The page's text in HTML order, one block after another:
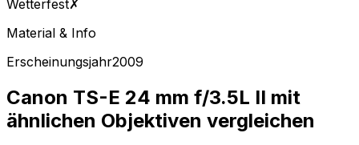
Wetterfest✗
Material & Info
Erscheinungsjahr2009
Canon TS-E 24 mm f/3.5L II mit
ähnlichen Objektiven vergleichen